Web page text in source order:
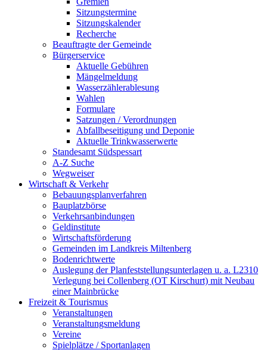
Sitzungstermine
Sitzungskalender
Recherche
Beauftragte der Gemeinde
Bürgerservice
Aktuelle Gebühren
Mängelmeldung
Wasserzählerablesung
Wahlen
Formulare
Satzungen / Verordnungen
Abfallbeseitigung und Deponie
Aktuelle Trinkwasserwerte
Standesamt Südspessart
A-Z Suche
Wegweiser
Wirtschaft & Verkehr
Bebauungsplanverfahren
Bauplatzbörse
Verkehrsanbindungen
Geldinstitute
Wirtschaftsförderung
Gemeinden im Landkreis Miltenberg
Bodenrichtwerte
Auslegung der Planfeststellungsunterlagen u. a. L2310
Verlegung bei Collenberg (OT Kirschurt) mit Neubau
einer Mainbrücke
Freizeit & Tourismus
Veranstaltungen
Veranstaltungsmeldung
Vereine
Spielplätze / Sportanlagen